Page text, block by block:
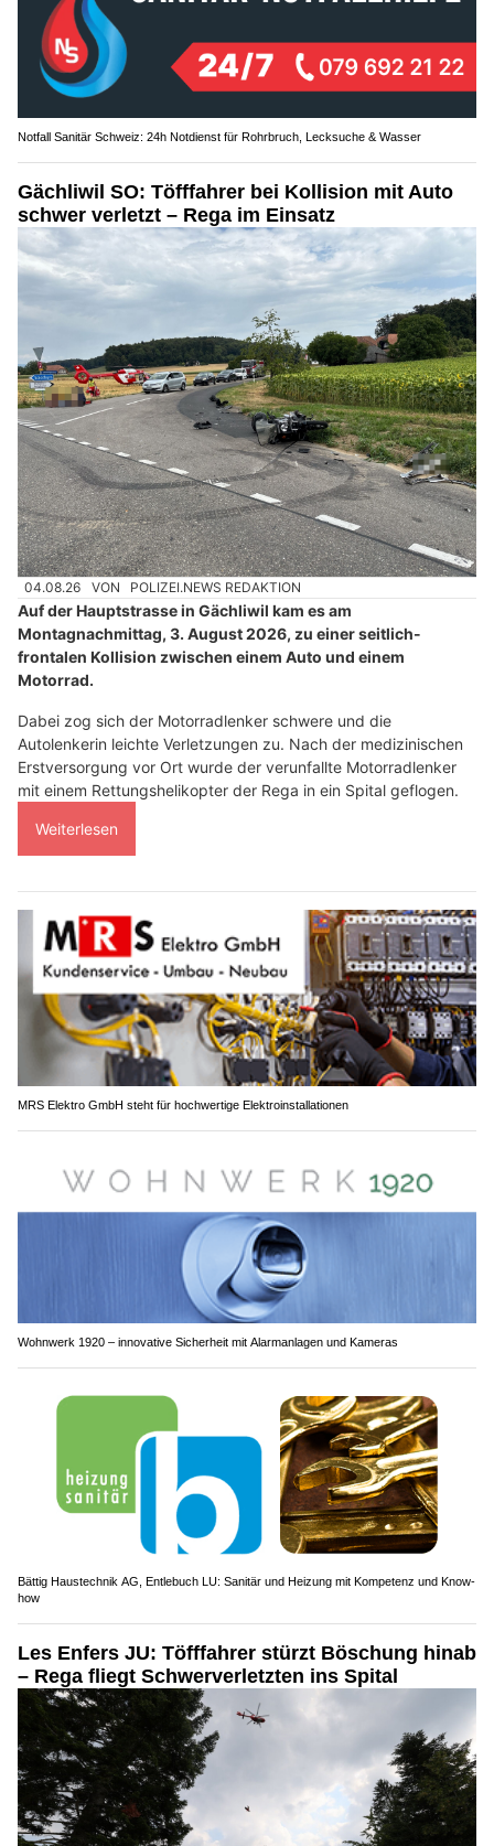
Notfall Sanitär Schweiz: 24h Notdienst für Rohrbruch, Lecksuche & Wasser
Gächliwil SO: Töfffahrer bei Kollision mit Auto
schwer verletzt – Rega im Einsatz
04.08.26 VON POLIZEI.NEWS REDAKTION
Auf der Hauptstrasse in Gächliwil kam es am
Montagnachmittag, 3. August 2026, zu einer seitlich-
frontalen Kollision zwischen einem Auto und einem
Motorrad.
Dabei zog sich der Motorradlenker schwere und die
Autolenkerin leichte Verletzungen zu. Nach der medizinischen
Erstversorgung vor Ort wurde der verunfallte Motorradlenker
mit einem Rettungshelikopter der Rega in ein Spital geflogen.
Weiterlesen
MRS Elektro GmbH steht für hochwertige Elektroinstallationen
Wohnwerk 1920 – innovative Sicherheit mit Alarmanlagen und Kameras
Bättig Haustechnik AG, Entlebuch LU: Sanitär und Heizung mit Kompetenz und Know-
how
Les Enfers JU: Töfffahrer stürzt Böschung hinab
– Rega fliegt Schwerverletzten ins Spital